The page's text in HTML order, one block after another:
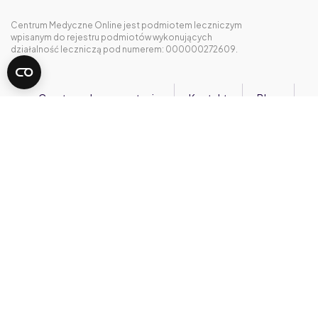
Centrum Medyczne Online jest podmiotem leczniczym
wpisanym do rejestru podmiotów wykonujących
działalność leczniczą pod numerem: 000000272609.
Często zadawane pytania Kontakt Blog